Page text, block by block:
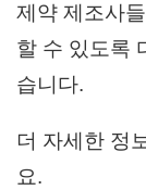
제약 제조사
할 수 있도록
습니다.
더 자세한 정
요.